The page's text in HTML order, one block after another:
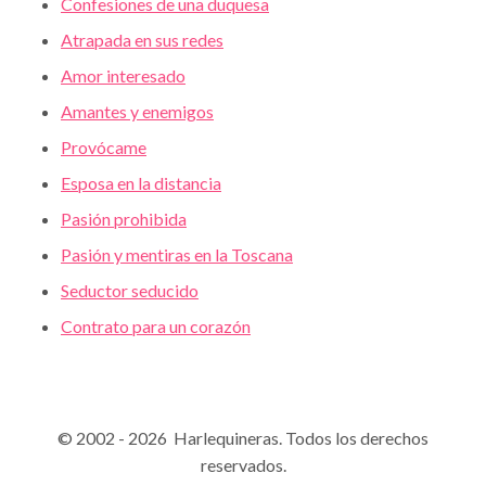
Atrapada en sus redes
Amor interesado
Amantes y enemigos
Provócame
Esposa en la distancia
Pasión prohibida
Pasión y mentiras en la Toscana
Seductor seducido
Contrato para un corazón
© 2002 - 2026 Harlequineras. Todos los derechos
reservados.